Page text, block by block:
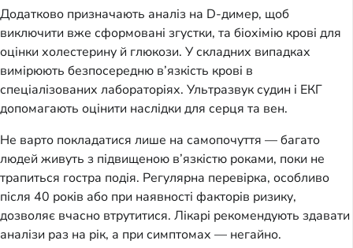
Додатково призначають аналіз на D-димер, щоб
виключити вже сформовані згустки, та біохімію крові для
оцінки холестерину й глюкози. У складних випадках
вимірюють безпосередню в’язкість крові в
спеціалізованих лабораторіях. Ультразвук судин і ЕКГ
допомагають оцінити наслідки для серця та вен.
Не варто покладатися лише на самопочуття — багато
людей живуть з підвищеною в’язкістю роками, поки не
трапиться гостра подія. Регулярна перевірка, особливо
після 40 років або при наявності факторів ризику,
дозволяє вчасно втрутитися. Лікарі рекомендують здавати
аналізи раз на рік, а при симптомах — негайно.